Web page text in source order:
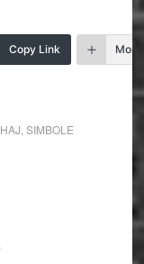
Copy Link More
SIMBOLE